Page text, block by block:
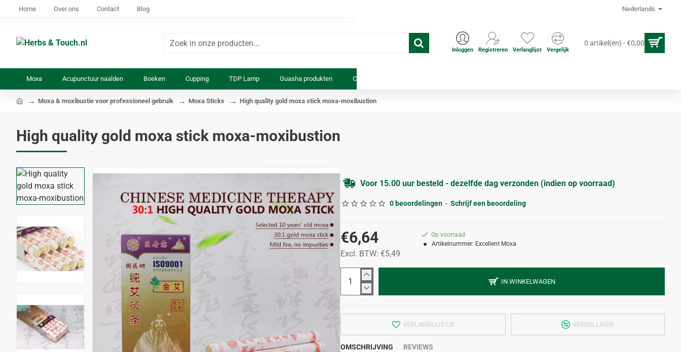
Home Over ons Contact Blog Nederlands
Zoek
producten...
Inloggen Registreren Verlanglijst Vergelijk
0 artikel(en) - €0,00
Moxa Acupunctuur naalden Boeken Cupping TDP Lamp Guasha produkten Cosmetica
High quality gold moxa stick moxa-moxibustion
Moxa & moxibustie voor professioneel gebruik Moxa Sticks High quality gold moxa stick moxa-moxibustion
Voor 15.00 uur besteld - dezelfde dag verzonden (indien op voorraad)
0 beoordelingen - Schrijf een beoordeling
€6,64
Excl. BTW: €5,49
Op voorraad
Artikelnummer: Excellent Moxa
IN WINKELWAGEN
VERLANGLIJSTJE VERGELIJKEN
OMSCHRIJVING REVIEWS